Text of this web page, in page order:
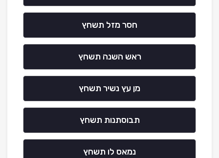
חסר מזל תשחץ
ראש השנה תשחץ
מן עץ נשיר תשחץ
תבוסתנות תשחץ
נמאס לו תשחץ